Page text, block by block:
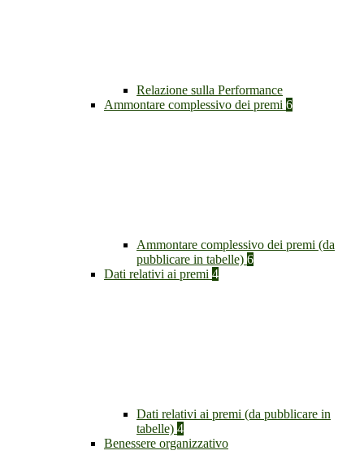
Relazione sulla Performance
Ammontare complessivo dei premi 6
Ammontare complessivo dei premi (da
pubblicare in tabelle) 6
Dati relativi ai premi 4
Dati relativi ai premi (da pubblicare in
tabelle) 4
Benessere organizzativo